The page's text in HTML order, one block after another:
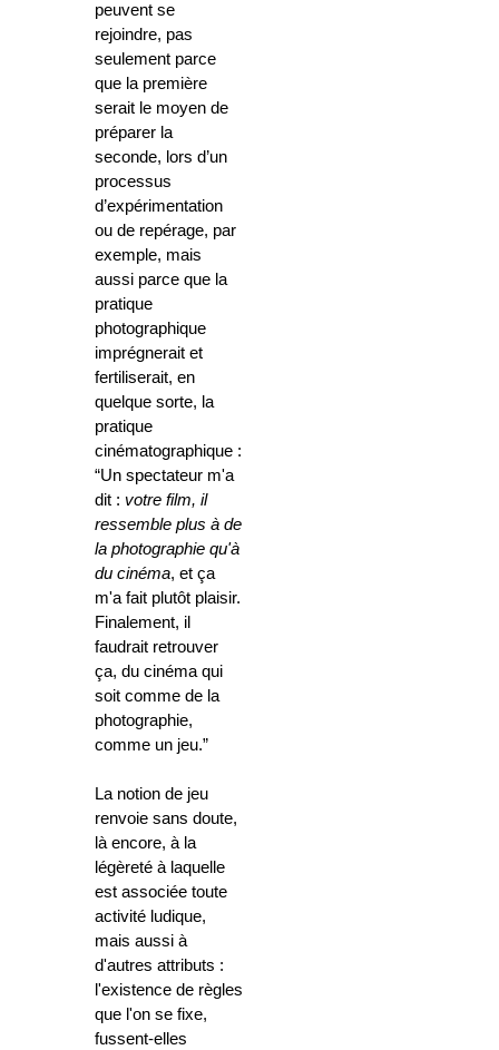
peuvent se
rejoindre, pas
seulement parce
que la première
serait le moyen de
préparer la
seconde, lors d’un
processus
d’expérimentation
ou de repérage, par
exemple, mais
aussi parce que la
pratique
photographique
imprégnerait et
fertiliserait, en
quelque sorte, la
pratique
cinématographique :
“Un spectateur m'a
dit : votre film, il
ressemble plus à de
la photographie qu'à
du cinéma, et ça
m'a fait plutôt plaisir.
Finalement, il
faudrait retrouver
ça, du cinéma qui
soit comme de la
photographie,
comme un jeu.”
La notion de jeu
renvoie sans doute,
là encore, à la
légèreté à laquelle
est associée toute
activité ludique,
mais aussi à
d'autres attributs :
l'existence de règles
que l'on se fixe,
fussent-elles